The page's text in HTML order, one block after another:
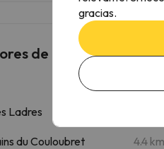
de Chalet En Bois
Ladres
du Couloubret 4.4 km
gracias.